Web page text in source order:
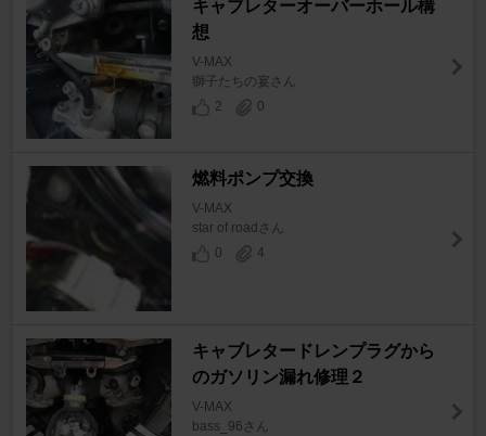
キャブレターオーバーホール構
想
V-MAX
獅子たちの宴さん
2
0
燃料ポンプ交換
V-MAX
star of roadさん
0
4
キャブレタードレンプラグから
のガソリン漏れ修理２
V-MAX
bass_96さん